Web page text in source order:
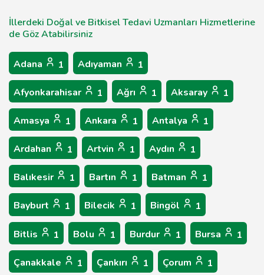
İllerdeki Doğal ve Bitkisel Tedavi Uzmanları Hizmetlerine
de Göz Atabilirsiniz
Adana 1 Adıyaman 1
Afyonkarahisar 1 Ağrı 1 Aksaray 1
Amasya 1 Ankara 1 Antalya 1
Ardahan 1 Artvin 1 Aydın 1
Balıkesir 1 Bartın 1 Batman 1
Bayburt 1 Bilecik 1 Bingöl 1
Bitlis 1 Bolu 1 Burdur 1 Bursa 1
Çanakkale 1 Çankırı 1 Çorum 1